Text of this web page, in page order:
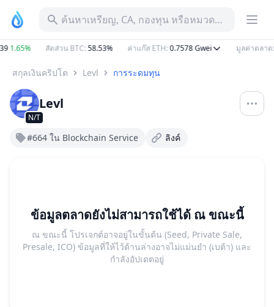
ค้นหาเหรียญ, CA, กองทุน หรือหมวดหมู่
1.65% สัดส่วน BTC:58.53% ค่าแก๊ส ETH:0.7578Gwei มูลค่าตลาด:
สกุลเงินคริปโต Levl การระดมทุน
N/T
Levl
#664 ใน Blockchain Service ลิงค์
ข้อมูลตลาดยังไม่สามารถใช้ได้ ณ ขณะนี้
ณ ขณะนี้ โปรเจกต์อาจอยู่ในขั้นต้น (Seed, Private Sale,
Presale, ICO) ข้อมูลที่ให้ไว้ด้านล่างอาจไม่แม่นยำ (เบต้า) และ
กำลังอัปเดตอยู่